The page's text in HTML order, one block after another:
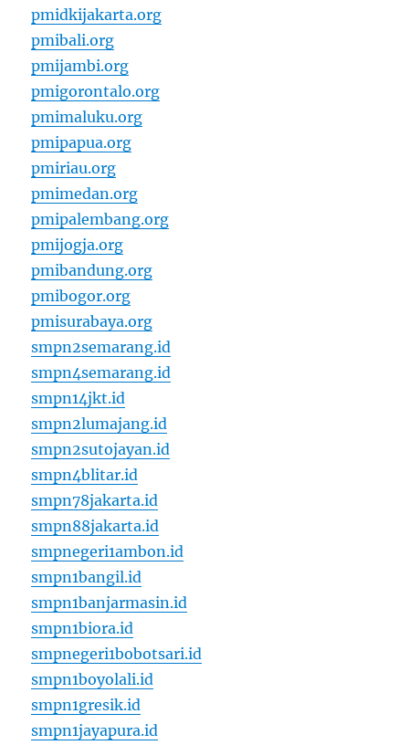
pmidkijakarta.org
pmibali.org
pmijambi.org
pmigorontalo.org
pmimaluku.org
pmipapua.org
pmiriau.org
pmimedan.org
pmipalembang.org
pmijogja.org
pmibandung.org
pmibogor.org
pmisurabaya.org
smpn2semarang.id
smpn4semarang.id
smpn14jkt.id
smpn2lumajang.id
smpn2sutojayan.id
smpn4blitar.id
smpn78jakarta.id
smpn88jakarta.id
smpnegeri1ambon.id
smpn1bangil.id
smpn1banjarmasin.id
smpn1biora.id
smpnegeri1bobotsari.id
smpn1boyolali.id
smpn1gresik.id
smpn1jayapura.id